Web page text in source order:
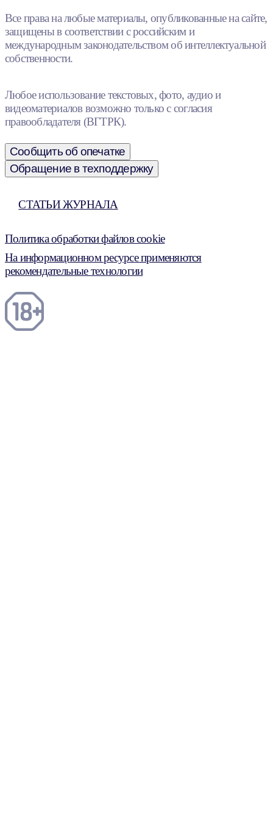
Все права на любые материалы, опубликованные на сайте,
защищены в соответствии с российским и
международным законодательством об интеллектуальной
собственности.
Любое использование текстовых, фото, аудио и
видеоматериалов возможно только с согласия
правообладателя (ВГТРК).
Сообщить об опечатке
Обращение в техподдержку
СТАТЬИ ЖУРНАЛА
Политика обработки файлов cookie
На информационном ресурсе применяются
рекомендательные технологии